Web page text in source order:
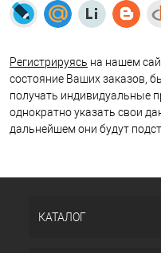
Регистрируясь на нашем
состояние Ваших заказов,
получать индивидуальные
однократно указать свои
дальнейшем они будут
КАТАЛОГ